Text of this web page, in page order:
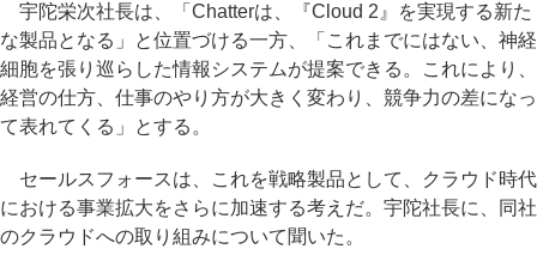
宇陀栄次社長は、「Chatterは、『Cloud 2』を実現する新た
な製品となる」と位置づける一方、「これまでにはない、神経
細胞を張り巡らした情報システムが提案できる。これにより、
経営の仕方、仕事のやり方が大きく変わり、競争力の差になっ
て表れてくる」とする。
セールスフォースは、これを戦略製品として、クラウド時代
における事業拡大をさらに加速する考えだ。宇陀社長に、同社
のクラウドへの取り組みについて聞いた。